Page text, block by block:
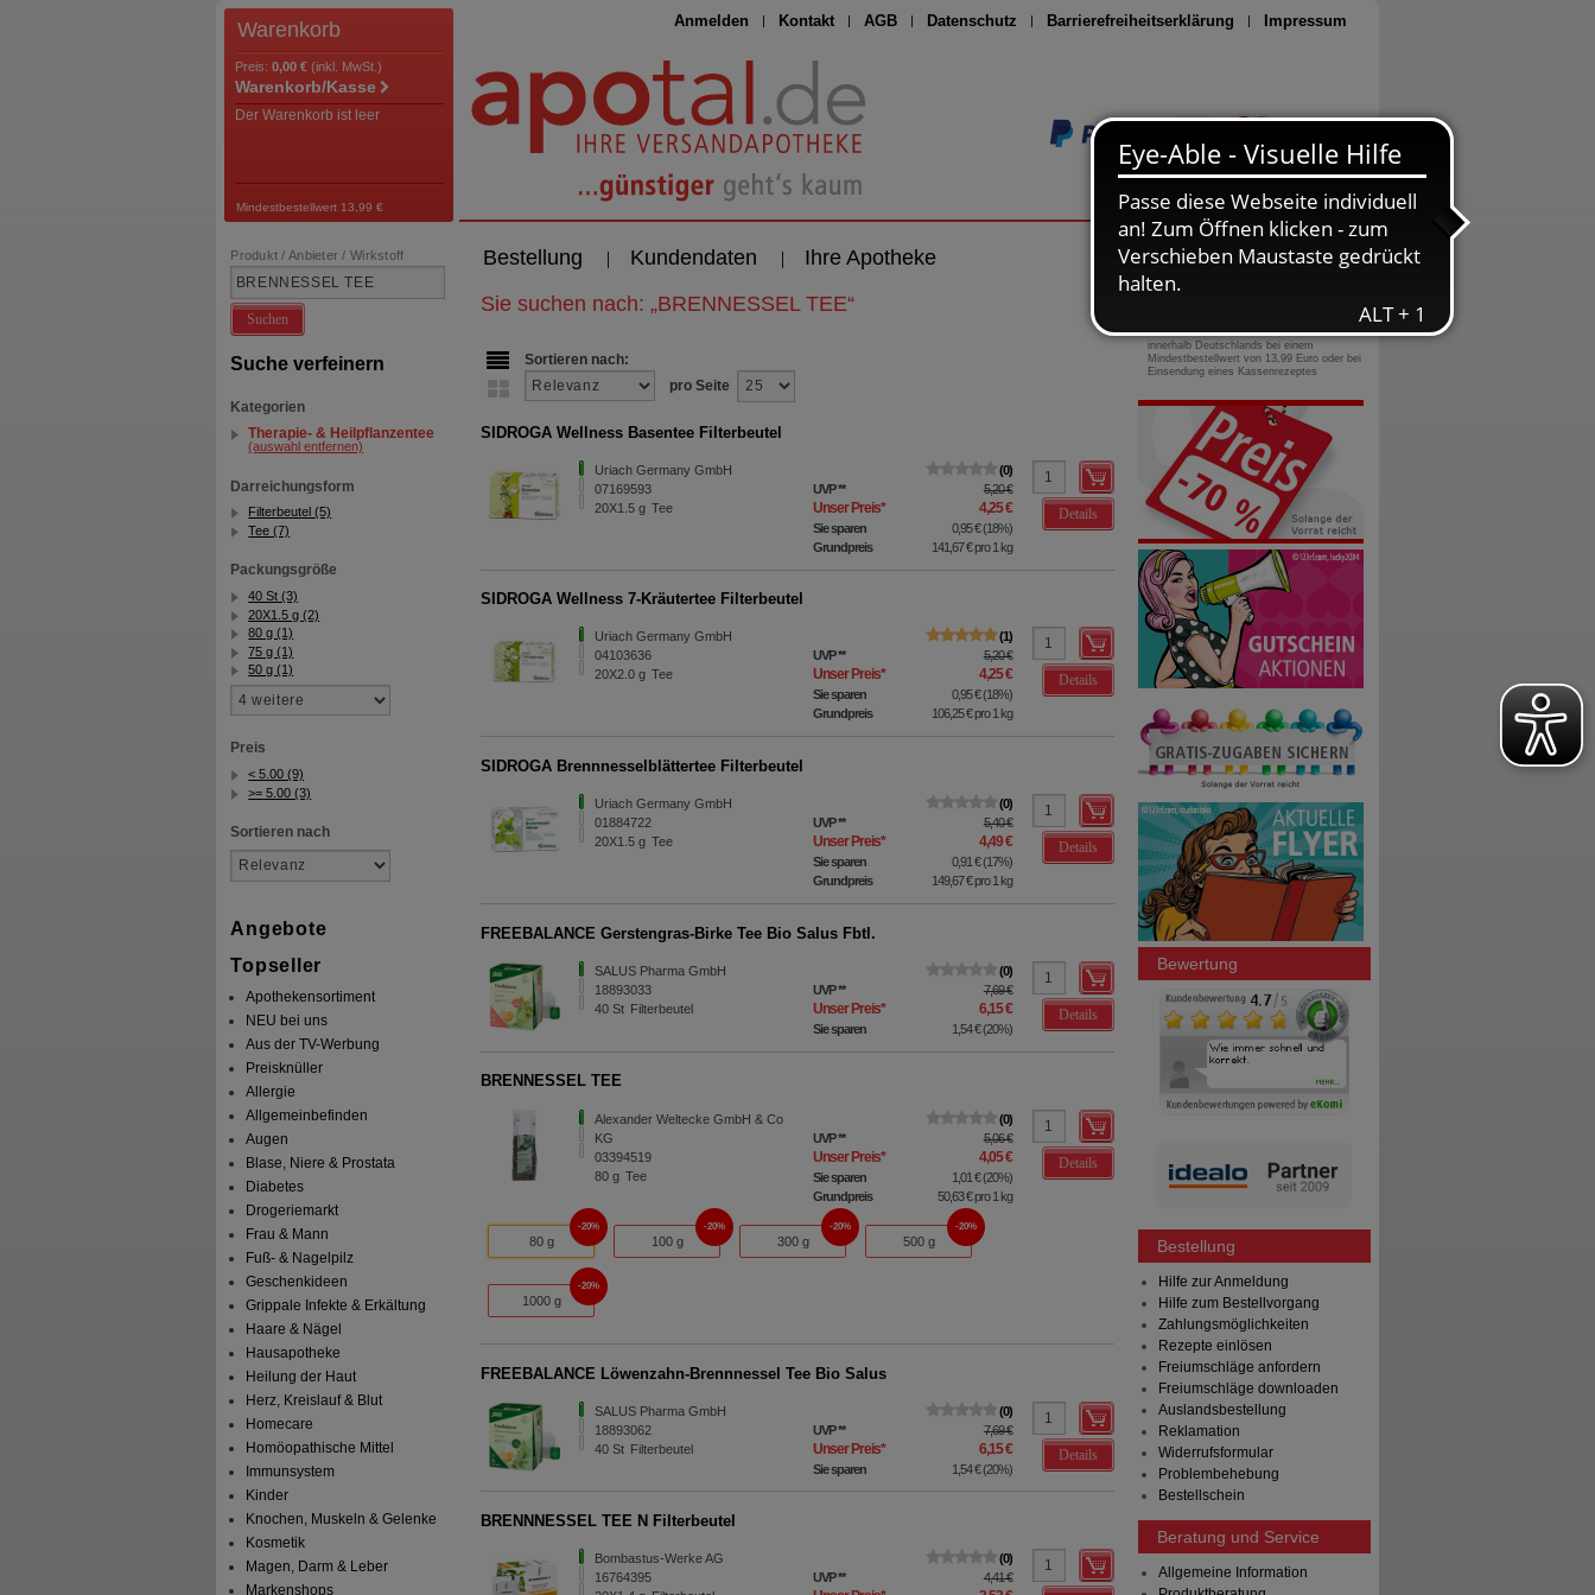
Anmelden Kontakt AGB Datenschutz Barrierefreiheitserklärung Impressum
Seite drucken
Warenkorb
Preis: 0,00 € (inkl. MwSt.)
Warenkorb/Kasse
Der Warenkorb ist leer
Mindestbestellwert 13,99 €
Bestellung Kundendaten Ihre Apotheke
Produkt / Anbieter / Wirkstoff
Suchen
Suche verfeinern
Kategorien
Therapie- & Heilpflanzentee
(auswahl entfernen)
Darreichungsform
Filterbeutel (5)
Tee (7)
Packungsgröße
40 St (3)
20X1.5 g (2)
80 g (1)
75 g (1)
50 g (1)
Preis
< 5.00 (9)
>= 5.00 (3)
Sortieren nach
Angebote
Topseller
Apothekensortiment
NEU bei uns
Aus der TV-Werbung
Preisknüller
Allergie
Allgemeinbefinden
Augen
Blase, Niere & Prostata
Diabetes
Drogeriemarkt
Frau & Mann
Fuß- & Nagelpilz
Geschenkideen
Grippale Infekte & Erkältung
Haare & Nägel
Hausapotheke
Heilung der Haut
Herz, Kreislauf & Blut
Homecare
Homöopathische Mittel
Immunsystem
Kinder
Knochen, Muskeln & Gelenke
Kosmetik
Magen, Darm & Leber
Markenshops
Sie suchen nach: „BRENNESSEL TEE“
Sortieren nach:
pro Seite
SIDROGA Wellness Basentee Filterbeutel
Uriach Germany GmbH
07169593
20X1.5g Tee
0
UVP** 5,20 €
Unser Preis* 4,25 €
Sie sparen 0,95 €(18%)
Grundpreis
141,67 €pro 1 kg
Details
SIDROGA Wellness 7-Kräutertee Filterbeutel
Uriach Germany GmbH
04103636
20X2.0g Tee
1
UVP** 5,20 €
Unser Preis* 4,25 €
Sie sparen 0,95 €(18%)
Grundpreis
106,25 €pro 1 kg
Details
SIDROGA Brennnesselblättertee Filterbeutel
Uriach Germany GmbH
01884722
20X1.5g Tee
0
UVP** 5,40 €
Unser Preis* 4,49 €
Sie sparen 0,91 €(17%)
Grundpreis
149,67 €pro 1 kg
Details
FREEBALANCE Gerstengras-Birke Tee Bio Salus Fbtl.
SALUS Pharma GmbH
18893033
40St Filterbeutel
0
UVP** 7,69 €
Unser Preis* 6,15 €
Sie sparen 1,54 €(20%)
Details
BRENNESSEL TEE
Alexander Weltecke GmbH & Co
KG
03394519
80g Tee
0
UVP** 5,06 €
Unser Preis* 4,05 €
Sie sparen 1,01 €(20%)
Grundpreis
50,63 €pro 1 kg
Details
80 g
20%
100 g
20%
300 g
20%
500 g
20%
1000 g
20%
FREEBALANCE Löwenzahn-Brennnessel Tee Bio Salus
SALUS Pharma GmbH
18893062
40St Filterbeutel
0
UVP** 7,69 €
Unser Preis* 6,15 €
Sie sparen 1,54 €(20%)
Details
BRENNNESSEL TEE N Filterbeutel
Bombastus-Werke AG
16764395
0
UVP** 4,41 €
0800-10 11 422
gebührenfreie Rufnummer
innerhalb Deutschlands bei einem
Mindestbestellwert von 13,99 Euro oder bei
Einsendung eines Kassenrezeptes
Bewertung
Bestellung
Hilfe zur Anmeldung
Hilfe zum Bestellvorgang
Zahlungsmöglichkeiten
Rezepte einlösen
Freiumschläge anfordern
Freiumschläge downloaden
Auslandsbestellung
Reklamation
Widerrufsformular
Problembehebung
Bestellschein
Beratung und Service
Allgemeine Information